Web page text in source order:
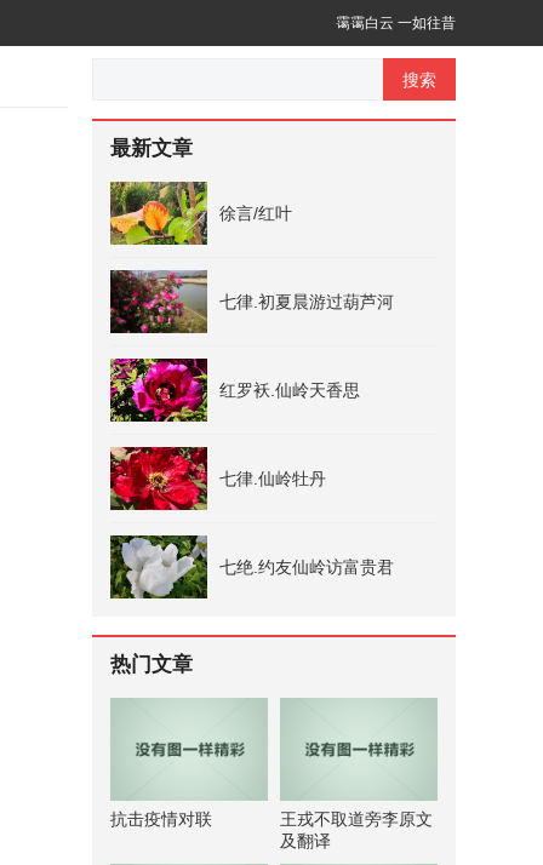
霭霭白云 一如往昔
搜索
最新文章
徐言/红叶
七律.初夏晨游过葫芦河
红罗袄.仙岭天香思
七律.仙岭牡丹
七绝.约友仙岭访富贵君
热门文章
抗击疫情对联
王戎不取道旁李原文
及翻译